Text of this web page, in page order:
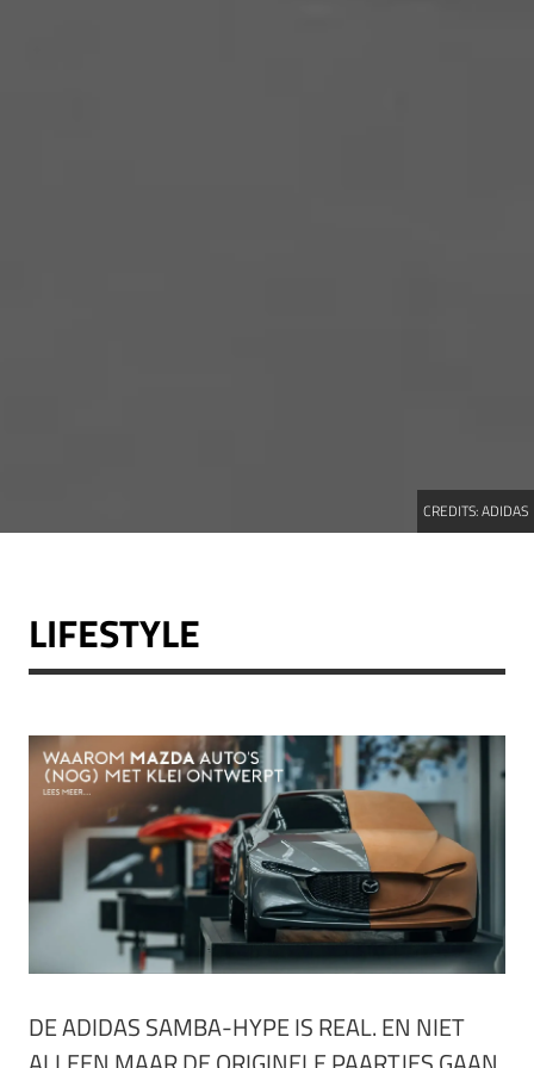
CREDITS:ADIDAS
LIFESTYLE
DE ADIDAS SAMBA-HYPE IS REAL. EN NIET